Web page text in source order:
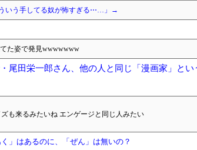
ういう手してる奴が怖すぎる⋯…」→
た姿で発見wwwwwww
尾田栄一郎さん、他の人と同じ「漫画家」とい
も来るみたいね エンゲージと同じ人みたい
」はあるのに、「ぜん」は無いの？